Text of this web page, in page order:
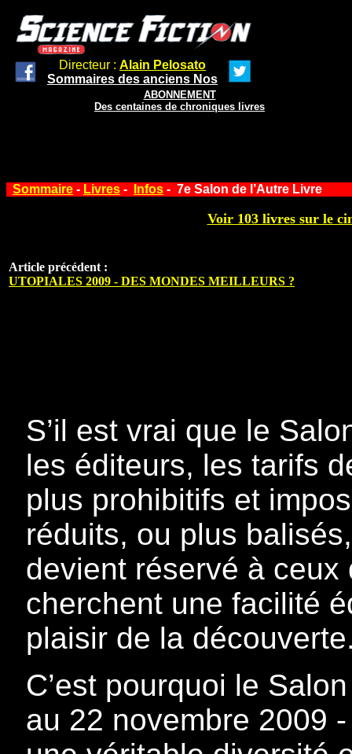
Directeur : Alain Pelosato
Sommaires des anciens Nos
ABONNEMENT
Des centaines de chroniques livres
Sommaire - Livres - Infos - 7e Salon de l’Autre Livre
Voir 103 livres sur le
Article précédent :
UTOPIALES 2009 - DES MONDES MEILLEURS ?
S’il est vrai que le
les éditeurs, les tarifs
plus prohibitifs et
réduits, ou plus
devient réservé à
cherchent une facilité
plaisir de la
C’est pourquoi le
au 22 novembre 2009